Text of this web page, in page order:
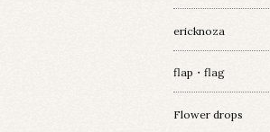
ericknoza
flap・flag
Flower drops